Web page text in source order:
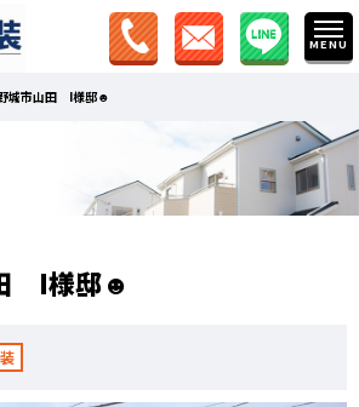
城市山田 I様邸☻
I様邸☻